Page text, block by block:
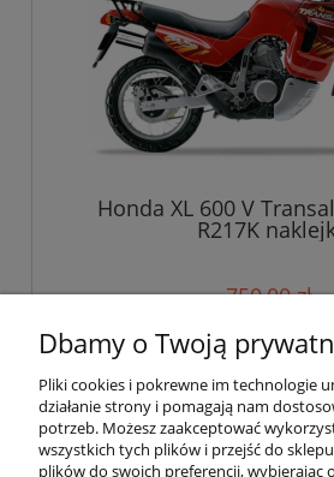
Honda XL 600 V
R217K
750,00 zł
do koszyka
Pomoc
Dbamy o Twoją
Pliki cookies i pokrewne im technologie
działanie strony i pomagają nam
potrzeb. Możesz zaakceptować
wszystkich tych plików i przejść do
plików do swoich preferencji, wybierając